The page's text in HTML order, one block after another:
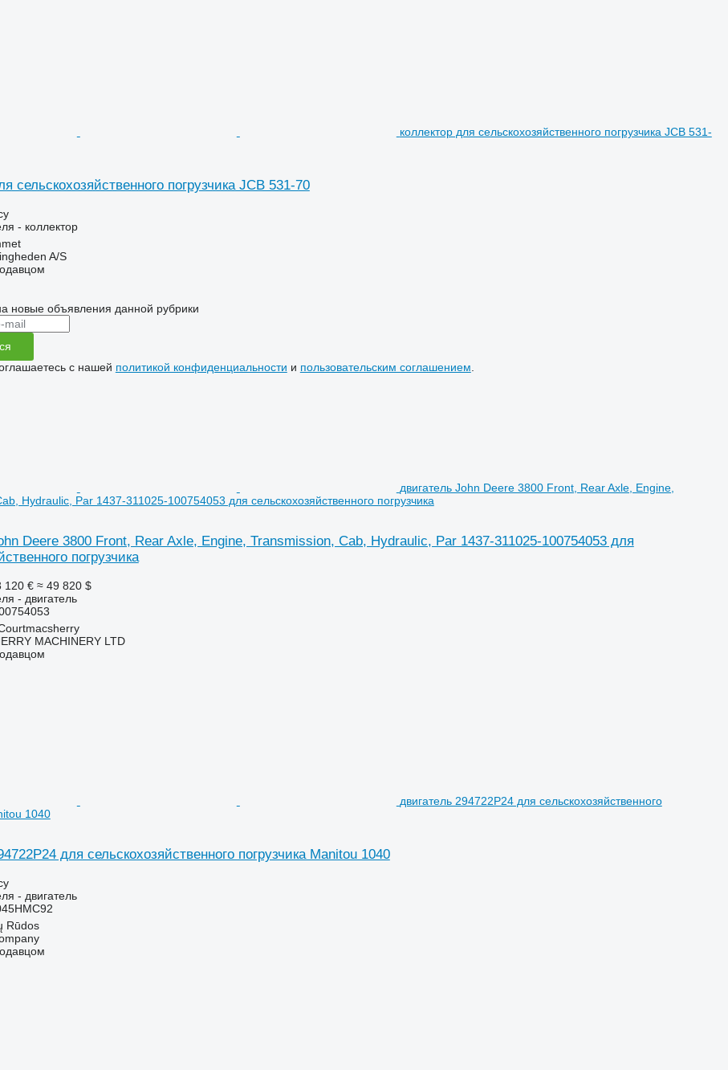
коллектор для сельскохозяйственного погрузчика JCB 531-
сельскохозяйственного погрузчика JCB 531-70
- коллектор
A/S
новые объявления данной рубрики
с нашей политикой конфиденциальности и пользовательским соглашением
двигатель John Deere 3800 Front, Rear Axle, Engine,
Hydraulic, Par 1437-311025-100754053 для сельскохозяйственного погрузчика
Deere 3800 Front, Rear Axle, Engine, Transmission, Cab, Hydraulic, Par 1437-311025-100754053 для
погрузчика
120 € ≈ 49 820 $
- двигатель
MACHINERY LTD
двигатель 294722P24 для сельскохозяйственного
1040
для сельскохозяйственного погрузчика Manitou 1040
- двигатель
Rūdos